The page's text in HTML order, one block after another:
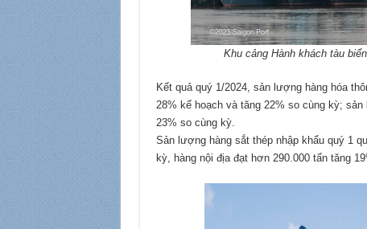
Khu cảng Hành khách tàu
Kết quả quý 1/2024, sản lượng hàng hóa
28% kế hoạch và tăng 22% so cùng kỳ;
23% so cùng kỳ.
Sản lượng hàng sắt thép nhập khẩu quý 1
kỳ, hàng nội địa đạt hơn 290.000 tấn tăng